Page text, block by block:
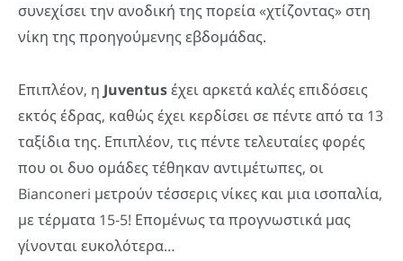
συνεχίσει την ανοδική της πορεία «χτίζοντας» στη
νίκη της προηγούμενης εβδομάδας.
Επιπλέον, η Juventusέχει αρκετά καλές επιδόσεις
εκτός έδρας, καθώς έχει κερδίσει σε πέντε από τα 13
ταξίδια της. Επιπλέον, τις πέντε τελευταίες φορές
που οι δυο ομάδες τέθηκαν αντιμέτωπες, οι
Bianconeri μετρούν τέσσερις νίκες και μια ισοπαλία,
με τέρματα 15-5! Επομένως τα προγνωστικά μας
γίνονται ευκολότερα…